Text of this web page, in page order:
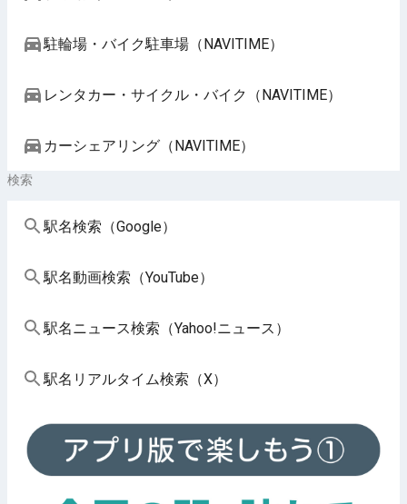
駐輪場・バイク駐車場（NAVITIME）
レンタカー・サイクル・バイク（NAVITIME）
カーシェアリング（NAVITIME）
検索
駅名検索（Google）
駅名動画検索（YouTube）
駅名ニュース検索（Yahoo!ニュース）
駅名リアルタイム検索（X）